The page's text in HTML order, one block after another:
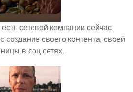
сетевой компании сейчас
создание своего контента, своей
в соц сетях.